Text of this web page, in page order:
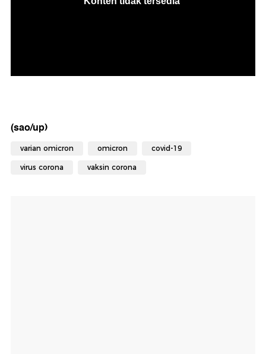
(sao/up)
varian omicron omicron covid-19
virus corona vaksin corona